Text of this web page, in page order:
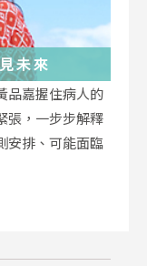
未來
品嘉握住病人的
張，一步步解釋
安排、可能面臨